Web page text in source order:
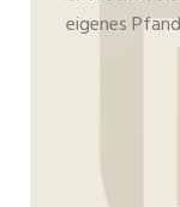
eigenes